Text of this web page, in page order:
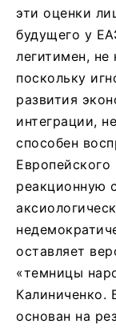
эти оценки
будущего у
легитимен, не
поскольку
развития
интеграции,
способен
реакционную
оставляет
«темницы
Калиниченко.
основан на